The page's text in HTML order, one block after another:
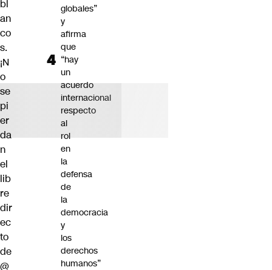
bl
an
co
s.
¡N
o
se
pi
er
da
n
el
lib
re
dir
ec
to
de
@
globales”
y
afirma
que
“hay
un
acuerdo
internacional
respecto
al
rol
en
la
defensa
de
la
democracia
y
los
derechos
humanos”